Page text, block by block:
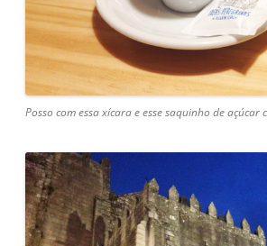
Posso com essa xícara e esse saquinho de